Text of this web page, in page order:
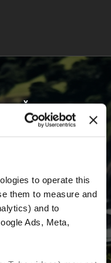
to operate this
them to measure and
and to
Ads, Meta,
ŽIVETI SVOJ
najbolje ponude
i svemu
diljem svijeta.